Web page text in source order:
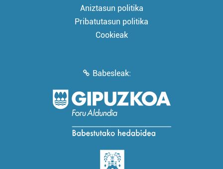
Aniztasun politika
Pribatutasun politika
Cookieak
Babesleak: